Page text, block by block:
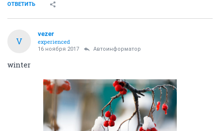
ОТВЕТИТЬ
V
vezer
experienced
16 ноября 2017 Автоинформатор
winter